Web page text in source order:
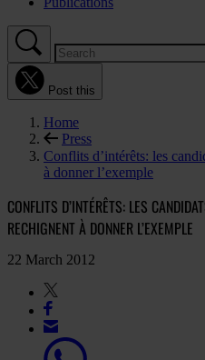
Post this
Home
Press
Conflits d’intérêts: les
à donner l’exemple
CONFLITS D’INTÉRÊTS: LES
RECHIGNENT À DONNER L’EXEMPLE
22 March 2012